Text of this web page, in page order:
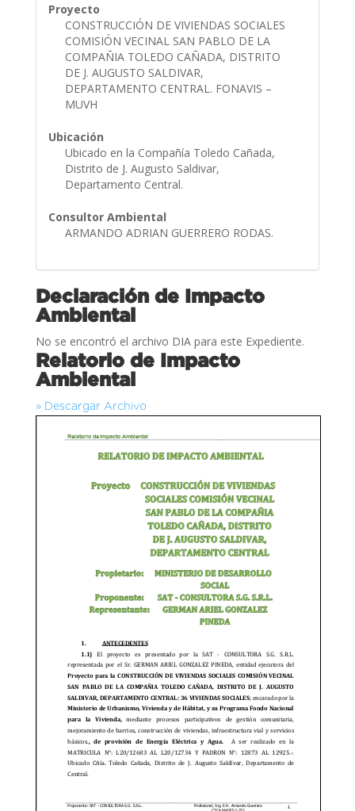
Proyecto
CONSTRUCCIÓN DE VIVIENDAS SOCIALES
COMISIÓN VECINAL SAN PABLO DE LA
COMPAÑIA TOLEDO CAÑADA, DISTRITO
DE J. AUGUSTO SALDIVAR,
DEPARTAMENTO CENTRAL. FONAVIS –
MUVH
Ubicación
Ubicado en la Compañía Toledo Cañada,
Distrito de J. Augusto Saldivar,
Departamento Central.
Consultor Ambiental
ARMANDO ADRIAN GUERRERO RODAS.
Declaración de Impacto
Ambiental
No se encontró el archivo DIA para este Expediente.
Relatorio de Impacto
Ambiental
» Descargar Archivo